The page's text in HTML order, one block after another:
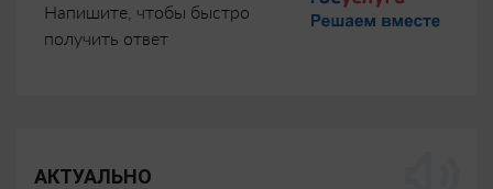
Напишите, чтобы быстро
получить ответ
АКТУАЛЬНО